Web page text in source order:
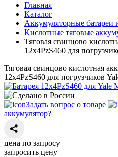
Главная
Каталог
Аккумуляторные батареи
Кислотные тяговые
Тяговая свинцово
12х4PzS460 для
Тяговая свинцово кислотная
12х4PzS460 для погрузчиков
Задать вопрос о товаре
аккумулятор?
цена по запросу
запросить цену